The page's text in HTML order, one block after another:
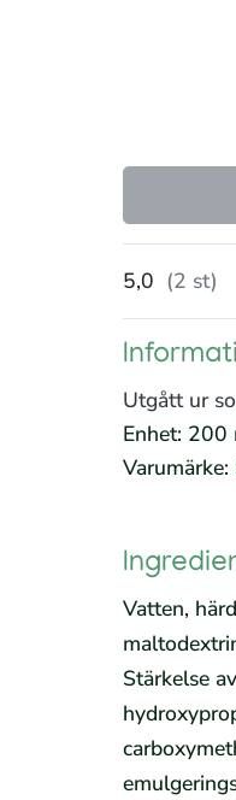
5,0 (2 st)
Utgått ur
Enhet: 200
Varumärke:
Vatten,
Stärkelse